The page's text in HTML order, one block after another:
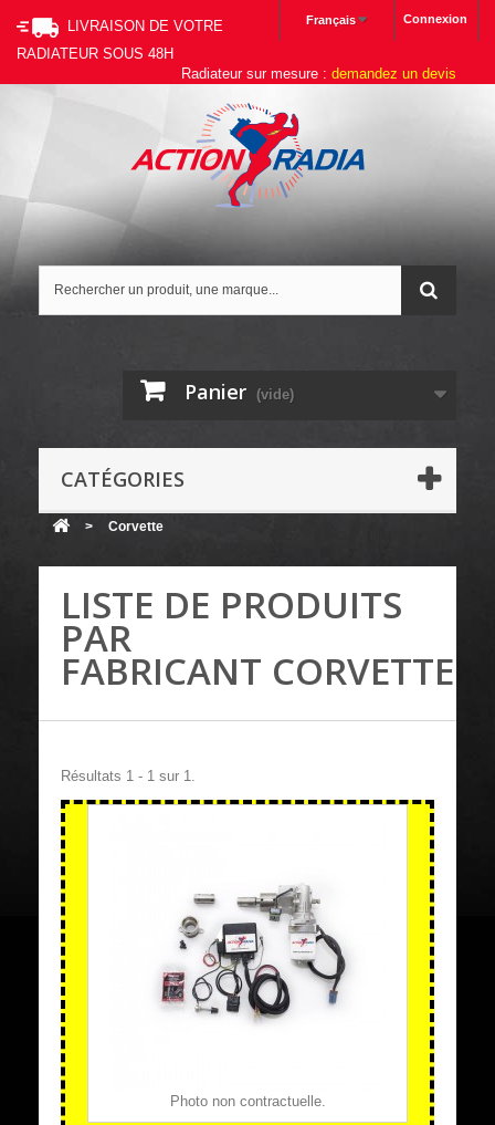
Connexion
Français
LIVRAISON DE VOTRE
RADIATEUR SOUS 48H
Radiateur sur mesure : demandez un devis
Panier (vide)
CATÉGORIES
> Corvette
LISTE DE PRODUITS
PAR
FABRICANT CORVETTE
Résultats 1 - 1 sur 1.
Photo non contractuelle.